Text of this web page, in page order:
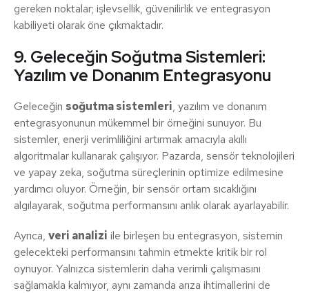
gereken noktalar; işlevsellik, güvenilirlik ve entegrasyon
kabiliyeti olarak öne çıkmaktadır.
9. Geleceğin Soğutma Sistemleri:
Yazılım ve Donanım Entegrasyonu
Geleceğin soğutma sistemleri, yazılım ve donanım
entegrasyonunun mükemmel bir örneğini sunuyor. Bu
sistemler, enerji verimliliğini artırmak amacıyla akıllı
algoritmalar kullanarak çalışıyor. Pazarda, sensör teknolojileri
ve yapay zeka, soğutma süreçlerinin optimize edilmesine
yardımcı oluyor. Örneğin, bir sensör ortam sıcaklığını
algılayarak, soğutma performansını anlık olarak ayarlayabilir.
Ayrıca, veri analizi ile birleşen bu entegrasyon, sistemin
gelecekteki performansını tahmin etmekte kritik bir rol
oynuyor. Yalnızca sistemlerin daha verimli çalışmasını
sağlamakla kalmıyor, aynı zamanda arıza ihtimallerini de